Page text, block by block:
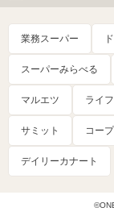
業務スーパー
スーパーみらべる
マルエツ ライ
サミット コー
デイリーカナート